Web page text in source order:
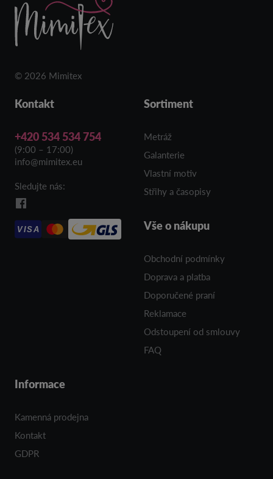
© 2026 Mimitex
Kontakt
+420 534 534 754
(9:00 – 17:00)
info@mimitex.eu
Sledujte nás:
VISA
Sortiment
Metráž
Galanterie
Vlastní motiv
Střihy a časopisy
Vše o nákupu
Obchodní podmínky
Doprava a platba
Doporučené praní
Reklamace
Odstoupení od smlouvy
FAQ
Informace
Kamenná prodejna
Kontakt
GDPR